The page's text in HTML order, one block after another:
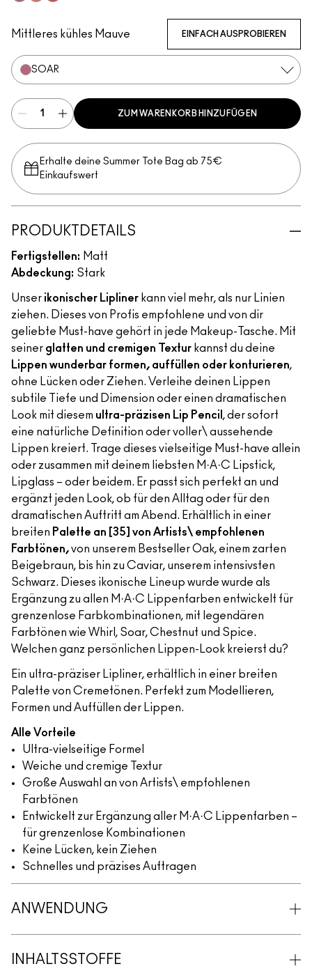
Mittleres kühles Mauve EINFACH AUSPROBIEREN
SOAR
ZUM WARENKORB HINZUFÜGEN
Erhalte deine Summer Tote Bag ab 75€
Einkaufswert​
PRODUKTDETAILS
Fertigstellen: Matt
Abdeckung: Stark
Unser ikonischer Lipliner kann viel mehr, als nur Linien
ziehen. Dieses von Profis empfohlene und von dir
geliebte Must-have gehört in jede Makeup-Tasche. Mit
seiner glatten und cremigen Textur kannst du deine
Lippen wunderbar formen, auffüllen oder konturieren,
ohne Lücken oder Ziehen. Verleihe deinen Lippen
subtile Tiefe und Dimension oder einen dramatischen
Look mit diesem ultra-präzisen Lip Pencil , der sofort
eine natürliche Definition oder voller\ aussehende
Lippen kreiert. Trage dieses vielseitige Must-have allein
oder zusammen mit deinem liebsten M·A·C Lipstick,
Lipglass – oder beidem. Er passt sich perfekt an und
ergänzt jeden Look, ob für den Alltag oder für den
dramatischen Auftritt am Abend. Erhältlich in einer
breiten Palette an [35] von Artists\ empfohlenen
Farbtönen,von unserem Bestseller Oak, einem zarten
Beigebraun, bis hin zu Caviar, unserem intensivsten
Schwarz. Dieses ikonische Lineup wurde wurde als
Ergänzung zu allen M·A·C Lippenfarben entwickelt für
grenzenlose Farbkombinationen, mit legendären
Farbtönen wie Whirl, Soar, Chestnut und Spice.
Welchen ganz persönlichen Lippen-Look kreierst du?
Ein ultra-präziser Lipliner, erhältlich in einer breiten
Palette von Cremetönen. Perfekt zum Modellieren,
Formen und Auffüllen der Lippen.
Alle Vorteile
Ultra-vielseitige Formel
Weiche und cremige Textur
Große Auswahl an von Artists\ empfohlenen
Farbtönen
Entwickelt zur Ergänzung aller M·A·C Lippenfarben –
für grenzenlose Kombinationen
Keine Lücken, kein Ziehen
Schnelles und präzises Auftragen
ANWENDUNG
INHALTSSTOFFE